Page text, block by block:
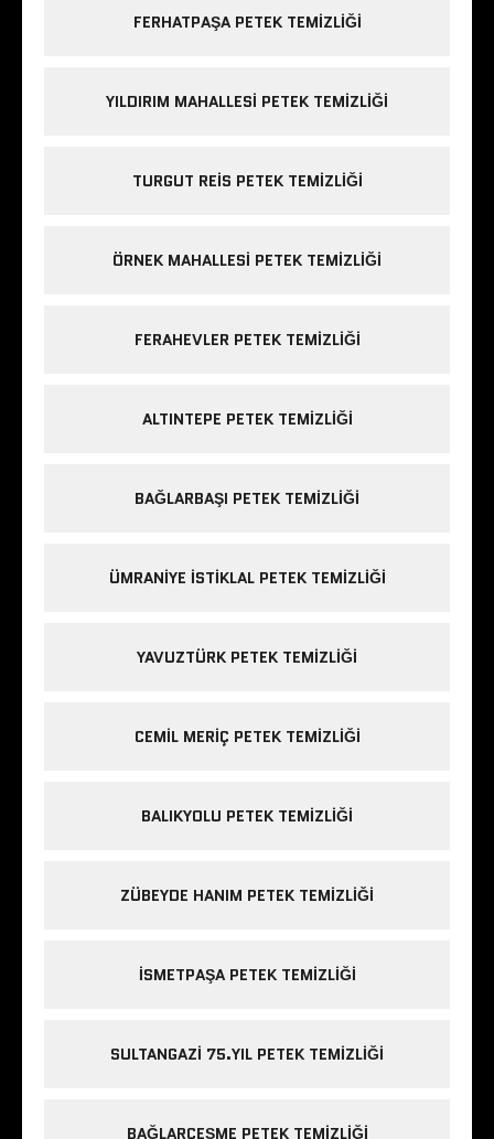
FERHATPAŞA PETEK TEMIZLIĞI
YILDIRIM MAHALLESI PETEK TEMIZLIĞI
TURGUT REIS PETEK TEMIZLIĞI
ÖRNEK MAHALLESI PETEK TEMIZLIĞI
FERAHEVLER PETEK TEMIZLIĞI
ALTINTEPE PETEK TEMIZLIĞI
BAĞLARBAŞI PETEK TEMIZLIĞI
ÜMRANIYE ISTIKLAL PETEK TEMIZLIĞI
YAVUZTÜRK PETEK TEMIZLIĞI
CEMIL MERIÇ PETEK TEMIZLIĞI
BALIKYOLU PETEK TEMIZLIĞI
ZÜBEYDE HANIM PETEK TEMIZLIĞI
ISMETPAŞA PETEK TEMIZLIĞI
SULTANGAZI 75.YIL PETEK TEMIZLIĞI
BAĞLARÇEŞME PETEK TEMIZLIĞI